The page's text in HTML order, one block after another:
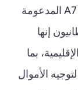
تهدف العقوبات الجديدة إلى تفكيك شبكة A7 المدعومة
إنها
بما
الأموال